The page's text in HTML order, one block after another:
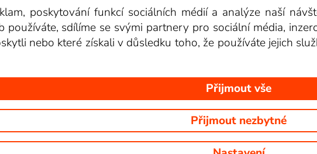
Videotéka
Copyright © goNET s.r.o. Na tomto webu jsou zobrazovány obrázky z pořadů TV
poskytování funkcí sociálních médií a analýze naší
používáte, sdílíme se svými partnery pro sociální média,
nebo které získali v důsledku toho, že používáte jejich
Přijmout vše
Přijmout nezbytné